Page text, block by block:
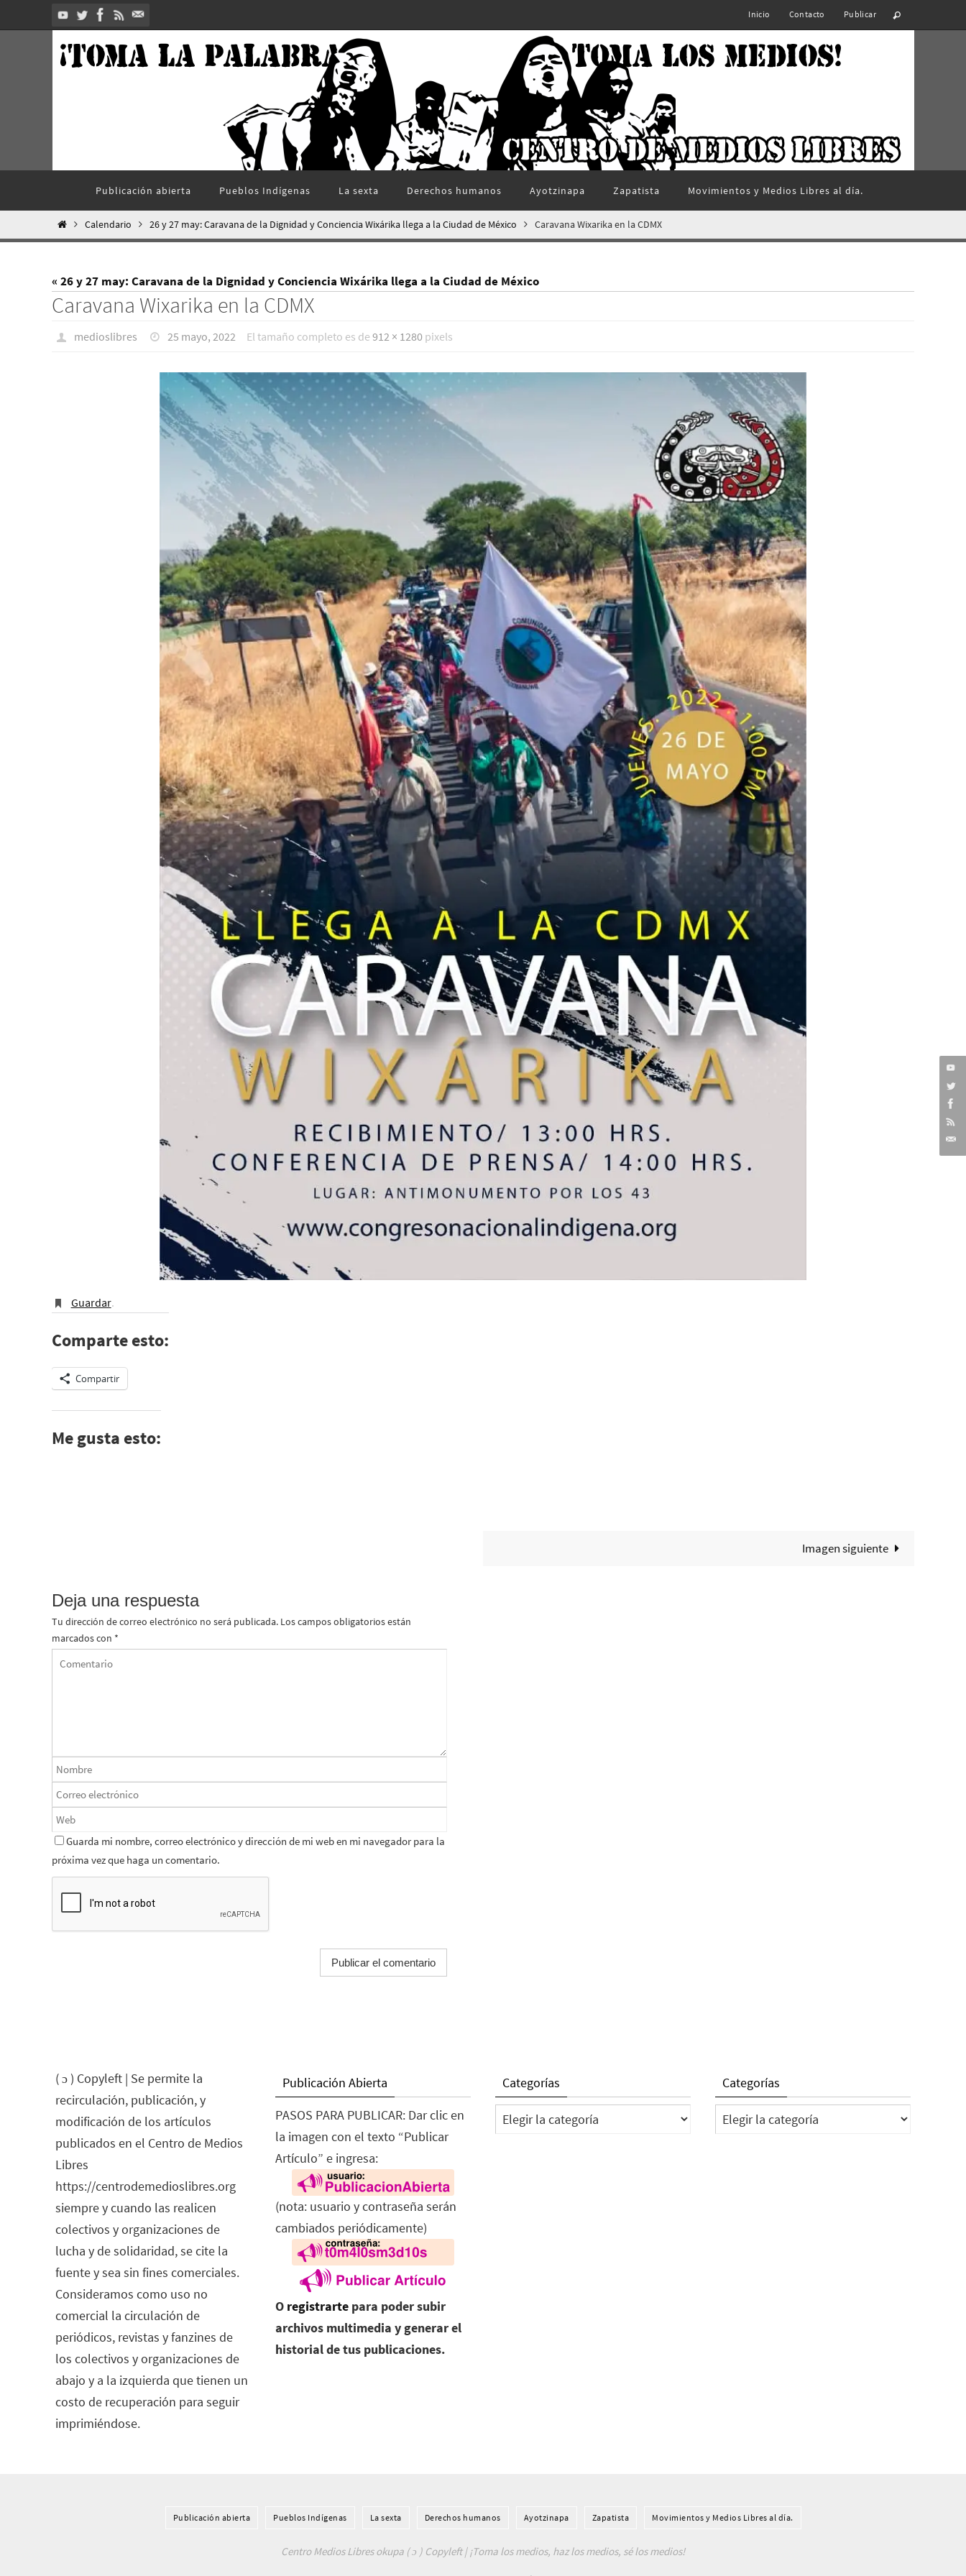
al
Inicio Contacto Publicar
contenido
Publicación abierta Pueblos Indí­genas La sexta Derechos humanos Ayotzinapa Zapatista Movimientos y Medios Libres al día.
InicioCalendario 26 y 27 may: Caravana de la Dignidad y Conciencia Wixárika llega a la Ciudad de México Caravana Wixarika en la CDMX
« 26 y 27 may: Caravana de la Dignidad y Conciencia Wixárika llega a la Ciudad de México
Caravana Wixarika en la CDMX
medioslibres 25 mayo, 2022 El tamaño completo es de912 × 1280 pixels
Guardar.
Comparte esto:
Compartir
Me gusta esto:
Imagen siguiente
Deja una respuesta
Tu dirección de correo electrónico no será publicada. Los campos obligatorios están
marcados con *
Guarda mi nombre, correo electrónico y dirección de mi web en mi navegador para la
próxima vez que haga un comentario.
( ɔ ) Copyleft | Se permite la
recirculación, publicación, y
modificación de los artículos
publicados en el Centro de Medios
Libres
https://centrodemedioslibres.org
siempre y cuando las realicen
colectivos y organizaciones de
lucha y de solidaridad, se cite la
fuente y sea sin fines comerciales.
Consideramos como uso no
comercial la circulación de
periódicos, revistas y fanzines de
los colectivos y organizaciones de
abajo y a la izquierda que tienen un
costo de recuperación para seguir
imprimiéndose.
Publicación Abierta
PASOS PARA PUBLICAR: Dar clic en
la imagen con el texto “Publicar
Artículo” e ingresa:
(nota: usuario y contraseña serán
cambiados periódicamente)
O registrarte para poder subir
archivos multimedia y generar el
historial de tus publicaciones.
Categorías
Categorías
Categorías
Categorías
Publicación abierta Pueblos Indí­genas La sexta Derechos humanos Ayotzinapa Zapatista Movimientos y Medios Libres al día.
Centro Medios Libres okupa ( ɔ ) Copyleft | ¡Toma los medios, haz los medios, sé los medios!